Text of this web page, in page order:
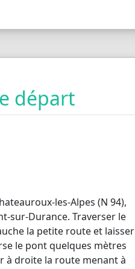
départ
les-Alpes (N 94),
sur-Durance. Traverser le
la petite route et laisser
le pont quelques mètres
à droite la route menant à